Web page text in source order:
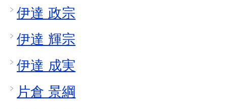
伊達 政宗
伊達 輝宗
伊達 成実
片倉 景綱